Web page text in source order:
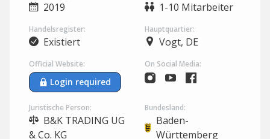
2019 1-10 Mitarbeiter
Handelsregister:
Existiert
Hauptquartier:
Vogt, DE
Official Website:
Login required
On Social Media:
Juristische Person:
B&K TRADING UG
& Co. KG
Bundesland:
Baden-
Württemberg